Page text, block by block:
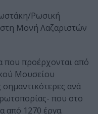
Ρωσική
Μονή Λαζαριστών
που προέρχονται από
Μουσείου
ανά
που στο
από 1270 έργα.